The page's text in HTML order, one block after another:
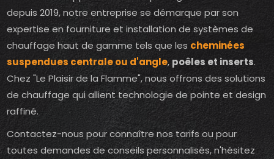
depuis 2019, notre entreprise se démarque par son
expertise en fourniture et installation de systèmes de
chauffage haut de gamme tels que les cheminées
suspendues centrale ou d'angle, poêles et inserts.
Chez "Le Plaisir de la Flamme", nous offrons des solutions
de chauffage qui allient technologie de pointe et design
raffiné.
Contactez-nous pour connaître nos tarifs ou pour
toutes demandes de conseils personnalisés, n'hésitez